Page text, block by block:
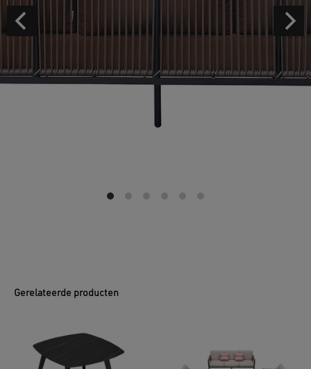
Gerelateerde producten